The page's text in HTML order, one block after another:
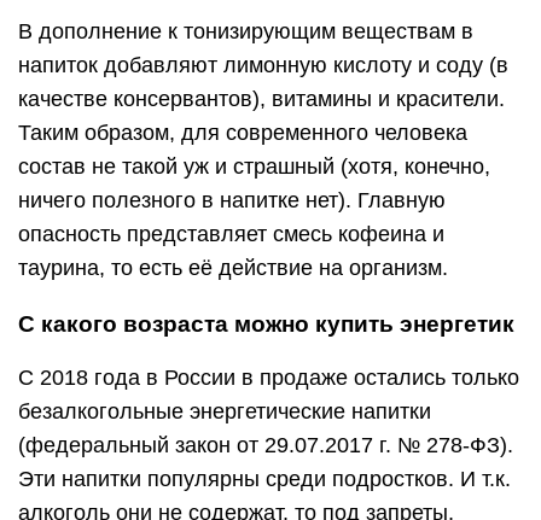
В дополнение к тонизирующим веществам в
напиток добавляют лимонную кислоту и соду (в
качестве консервантов), витамины и красители.
Таким образом, для современного человека
состав не такой уж и страшный (хотя, конечно,
ничего полезного в напитке нет). Главную
опасность представляет смесь кофеина и
таурина, то есть её действие на организм.
С какого возраста можно купить энергетик
С 2018 года в России в продаже остались только
безалкогольные энергетические напитки
(федеральный закон от 29.07.2017 г. № 278-ФЗ).
Эти напитки популярны среди подростков. И т.к.
алкоголь они не содержат, то под запреты,